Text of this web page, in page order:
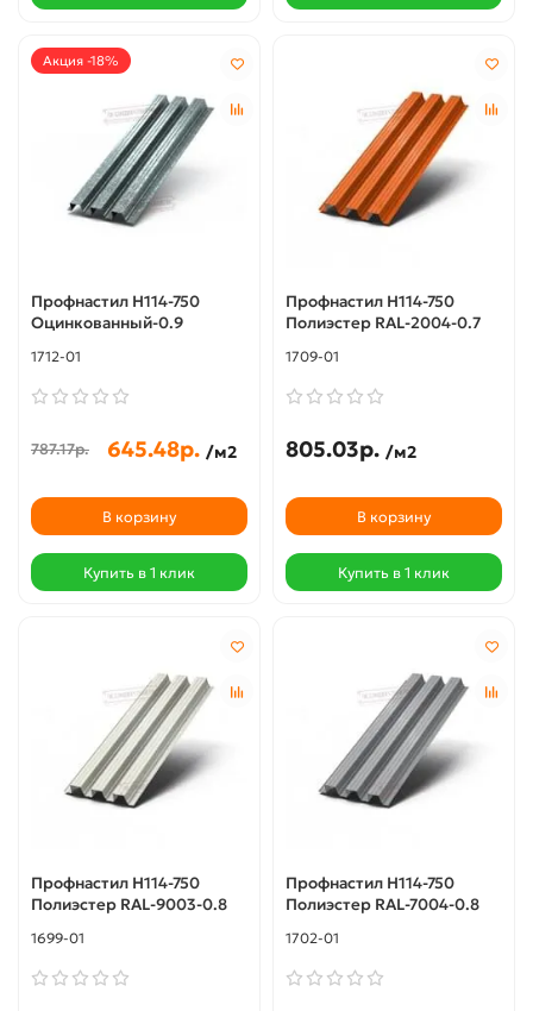
Акция -18%
Профнастил Н114-750
Оцинкованный-0.9
1712-01
787.17р. 645.48р. /м2
В корзину
Купить в 1 клик
Профнастил Н114-750
Полиэстер RAL-2004-0.7
1709-01
805.03р. /м2
В корзину
Купить в 1 клик
Профнастил Н114-750
Полиэстер RAL-9003-0.8
1699-01
Профнастил Н114-750
Полиэстер RAL-7004-0.8
1702-01